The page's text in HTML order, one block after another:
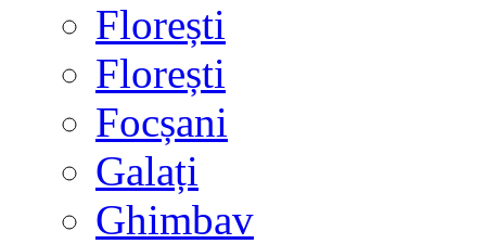
Florești
Florești
Focșani
Galați
Ghimbav